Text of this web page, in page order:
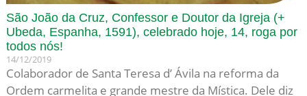
São João da Cruz, Confessor e Doutor da Igreja (+
Ubeda, Espanha, 1591), celebrado hoje, 14, roga por
todos nós!
14/12/2019
Colaborador de Santa Teresa d’ Ávila na reforma da
Ordem carmelita e grande mestre da Mís­tica. Dele diz